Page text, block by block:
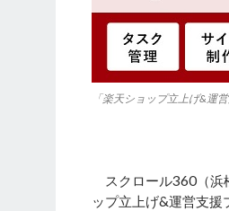
「楽天ショップ立上げ&運
スクロール360（浜
ップ立上げ&運営支援